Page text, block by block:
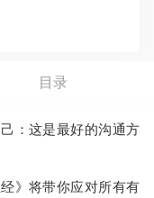
目录
：这是最好的沟通方
》将带你应对所有有